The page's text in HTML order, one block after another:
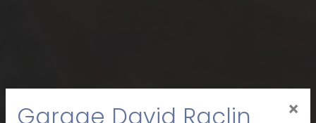
Garage David Raclin ×